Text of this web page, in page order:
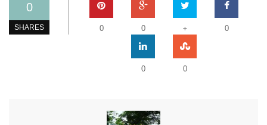
0
SHARES 0
+
0
0
0
0